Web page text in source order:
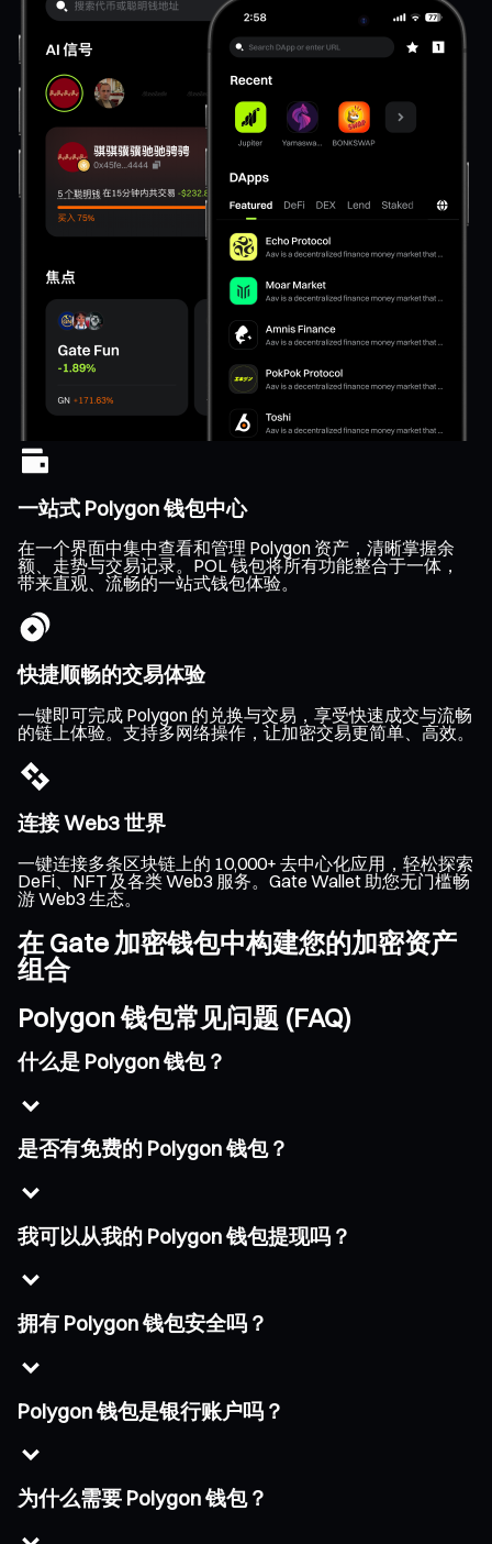
一站式 Polygon 钱包中心
在一个界面中集中查看和管理 Polygon 资产，清晰掌握余
额、走势与交易记录。POL 钱包将所有功能整合于一体，
带来直观、流畅的一站式钱包体验。
快捷顺畅的交易体验
一键即可完成 Polygon 的兑换与交易，享受快速成交与流畅
的链上体验。支持多网络操作，让加密交易更简单、高效。
连接 Web3 世界
一键连接多条区块链上的 10,000+ 去中心化应用，轻松探索
DeFi、NFT 及各类 Web3 服务。Gate Wallet 助您无门槛畅
游 Web3 生态。
在 Gate 加密钱包中构建您的加密资产
组合
Polygon 钱包常见问题 (FAQ)
什么是 Polygon 钱包？
是否有免费的 Polygon 钱包？
我可以从我的 Polygon 钱包提现吗？
拥有 Polygon 钱包安全吗？
Polygon 钱包是银行账户吗？
为什么需要 Polygon 钱包？